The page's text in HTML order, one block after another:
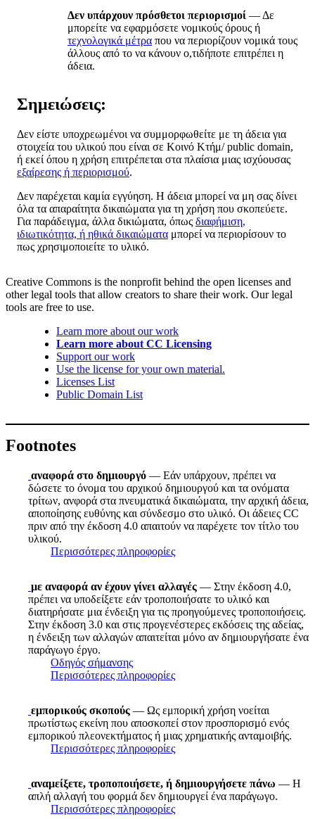
Δεν υπάρχουν πρόσθετοι περιορισμοί — Δε
μπορείτε να εφαρμόσετε νομικούς όρους ή
τεχνολογικά μέτρα που να περιορίζουν νομικά τους
άλλους από το να κάνουν ο,τιδήποτε επιτρέπει η
άδεια.
Σημειώσεις:
Δεν είστε υποχρεωμένοι να συμμορφωθείτε με τη άδεια για
στοιχεία του υλικού που είναι σε Κοινό Κτήμ/ public domain,
ή εκεί όπου η χρήση επιτρέπεται στα πλαίσια μιας ισχύουσας
εξαίρεσης ή περιορισμού.
Δεν παρέχεται καμία εγγύηση. Η άδεια μπορεί να μη σας δίνει
όλα τα απαραίτητα δικαιώματα για τη χρήση που σκοπεύετε.
Για παράδειγμα, άλλα δικιώματα, όπως διαφήμιση,
ιδιωτικότητα, ή ηθικά δικαιώματα μπορεί να περιορίσουν το
πως χρησιμοποιείτε το υλικό.
Creative Commons is the nonprofit behind the open licenses and
other legal tools that allow creators to share their work. Our legal
tools are free to use.
Learn more about our work
Learn more about CC Licensing
Support our work
Use the license for your own material.
Licenses List
Public Domain List
Footnotes
αναφορά στο δημιουργό — Εάν υπάρχουν, πρέπει να
δώσετε το όνομα του αρχικού δημιουργού και τα ονόματα
τρίτων, ανφορά στα πνευματικά δικαιώματα, την αρχική άδεια,
αποποίησης ευθύνης και σύνδεσμο στο υλικό. Οι άδειες CC
πριν από την έκδοση 4.0 απαιτούν να παρέχετε τον τίτλο του
υλικού.
Περισσότερες πληροφορίες
με αναφορά αν έχουν γίνει αλλαγές — Στην έκδοση 4.0,
πρέπει να υποδείξετε εάν τροποποιήσατε το υλικό και
διατηρήσατε μια ένδειξη για τις προηγούμενες τροποποιήσεις.
Στην έκδοση 3.0 και στις προγενέστερες εκδόσεις της αδείας,
η ένδειξη των αλλαγών απαιτείται μόνο αν δημιουργήσατε ένα
παράγωγο έργο.
Οδηγός σήμανσης
Περισσότερες πληροφορίες
εμπορικούς σκοπούς — Ως εμπορική χρήση νοείται
πρωτίστως εκείνη που αποσκοπεί στον προσπορισμό ενός
εμπορικού πλεονεκτήματος ή μιας χρηματικής ανταμοιβής.
Περισσότερες πληροφορίες
αναμείξετε, τροποποιήσετε, ή δημιουργήσετε πάνω — Η
απλή αλλαγή του φορμά δεν δημιουργεί ένα παράγωγο.
Περισσότερες πληροφορίες